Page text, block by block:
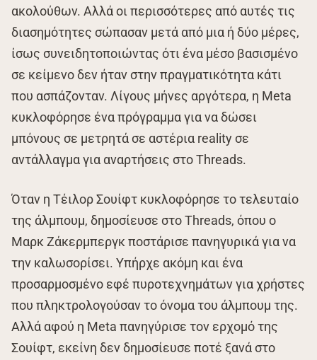
ακολούθων. Αλλά οι περισσότερες από αυτές τις
διασημότητες σώπασαν μετά από μια ή δύο μέρες,
ίσως συνειδητοποιώντας ότι ένα μέσο βασισμένο
σε κείμενο δεν ήταν στην πραγματικότητα κάτι
που ασπάζονταν. Λίγους μήνες αργότερα, η Meta
κυκλοφόρησε ένα πρόγραμμα για να δώσει
μπόνους σε μετρητά σε αστέρια reality σε
αντάλλαγμα για αναρτήσεις στο Threads.
Όταν η Τέιλορ Σουίφτ κυκλοφόρησε το τελευταίο
της άλμπουμ, δημοσίευσε στο Threads, όπου ο
Μαρκ Ζάκερμπεργκ ποστάρισε πανηγυρικά για να
την καλωσορίσει. Υπήρχε ακόμη και ένα
προσαρμοσμένο εφέ πυροτεχνημάτων για χρήστες
που πληκτρολογούσαν το όνομα του άλμπουμ της.
Αλλά αφού η Meta πανηγύρισε τον ερχομό της
Σουίφτ, εκείνη δεν δημοσίευσε ποτέ ξανά στο